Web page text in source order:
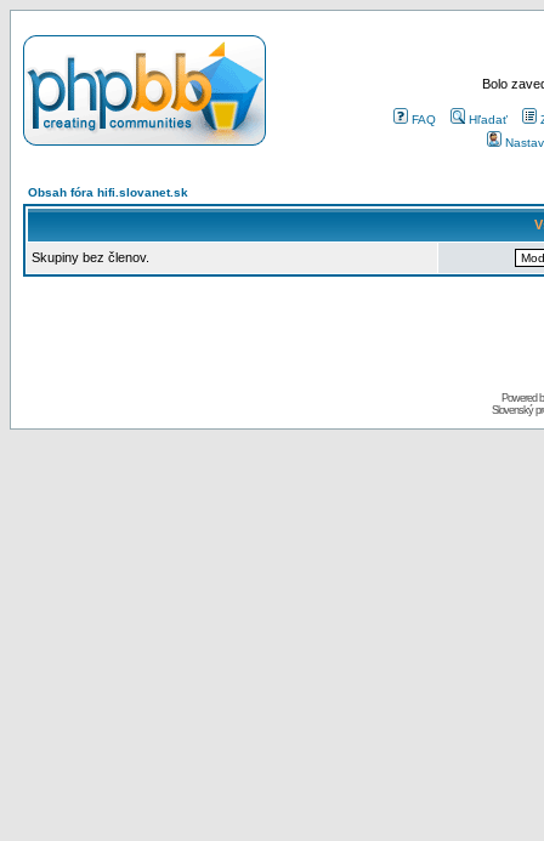
Bolo
FAQ Hľadať
Obsah fóra hifi.slovanet.sk
Skupiny bez členov.
Powered
Slovenský